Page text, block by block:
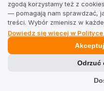
zgodą korzystamy też z
— pomagają nam sprawdzać,
treści. Wybór zmienisz w
Dowiedz się więcej w
Odrzuć